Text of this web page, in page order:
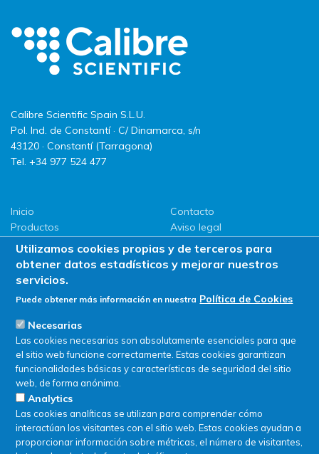
Calibre Scientific Spain S.L.U.
Pol. Ind. de Constantí · C/ Dinamarca, s/n
43120 · Constantí (Tarragona)
Tel. +34 977 524 477
Inicio
Productos
LLG
Promociones
ServiSAT
Contacto
Aviso legal
Política de privacidad
Política de Cookies
Utilizamos cookies propias y de terceros para
obtener datos estadísticos y mejorar nuestros
servicios.
Puede obtener más información en nuestra Política de Cookies
Necesarias
Las cookies necesarias son absolutamente esenciales para que
el sitio web funcione correctamente. Estas cookies garantizan
funcionalidades básicas y características de seguridad del sitio
web, de forma anónima.
Analytics
Las cookies analíticas se utilizan para comprender cómo
interactúan los visitantes con el sitio web. Estas cookies ayudan a
proporcionar información sobre métricas, el número de visitantes,